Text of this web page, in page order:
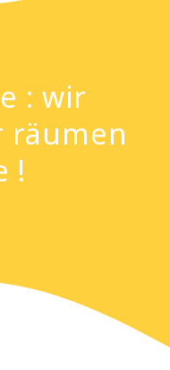
: wir
räumen
!